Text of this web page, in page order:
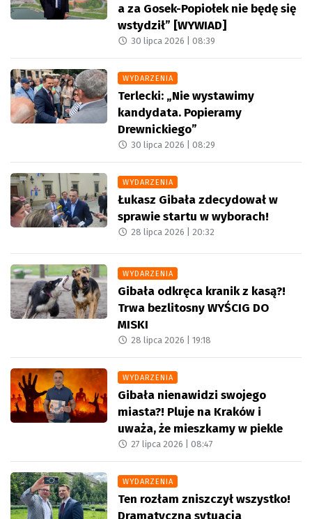
a za Gosek-Popiołek nie będę się
wstydził” [WYWIAD]
30 lipca 2026 |08:39
WYDARZENIA
Terlecki: „Nie wystawimy
kandydata. Popieramy
Drewnickiego”
30 lipca 2026 |08:29
WYDARZENIA
Łukasz Gibała zdecydował w
sprawie startu w wyborach!
28 lipca 2026 | 20:32
WYDARZENIA
Gibała odkręca kranik z kasą?!
Trwa bezlitosny WYŚCIG DO
MISKI
28 lipca 2026 |19:18
WYDARZENIA
Gibała nienawidzi swojego
miasta?! Pluje na Kraków i
uważa, że mieszkamy w piekle
27 lipca 2026 |08:47
WYDARZENIA
Ten rozłam zniszczył wszystko!
Dramatyczna sytuacja